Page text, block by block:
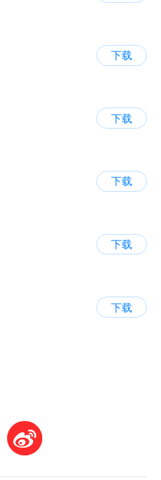
下载
下载
下载
下载
下载